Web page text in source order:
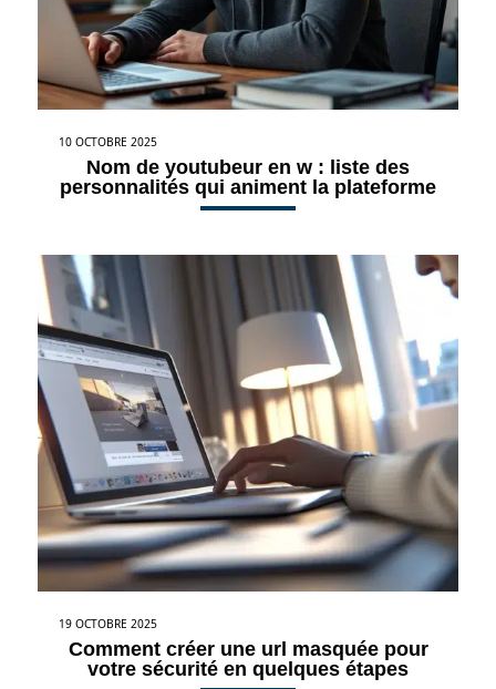
10 OCTOBRE 2025
Nom de youtubeur en w : liste des
personnalités qui animent la plateforme
19 OCTOBRE 2025
Comment créer une url masquée pour
votre sécurité en quelques étapes